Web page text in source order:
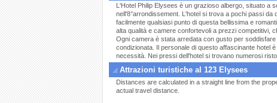
L'Hotel Philip Elysees è un grazioso albergo, situato a
nell'8°arrondissement. L'hotel si trova a pochi passi
facilmente qualsiasi punto di questa bellissima e
alta qualità e camere confortevoli a prezzi competitivi,
Ogni camera è stata arredata con gusto per
condizionata. Il personale di questo affascinante hotel
necessità. Nei pressi dell'hotel si trovano numerosi
Attrazioni turistiche al 123 Elysees
Distances are calculated in a straight line from the
actual travel distance.